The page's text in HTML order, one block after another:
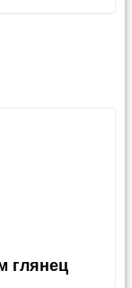
глянец